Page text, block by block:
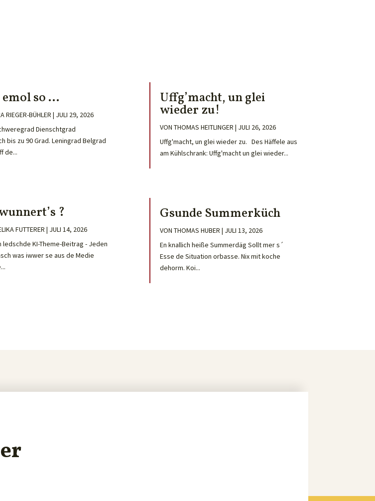
emol so …
RIEGER-BÜHLER | JULI 29, 2026
Dienschtgrad
bis zu 90 Grad. Leningrad Belgrad
de...
?
FUTTERER | JULI 14, 2026
ledschde KI-Theme-Beitrag - Jeden
was iwwer se aus de Medie
Uffg’macht, un glei
wieder zu!
VON THOMAS HEITLINGER | JULI 26, 2026
Uffg'macht, un glei wieder zu. Des Häffele aus
am Kühlschrank: Uffg'macht un glei wieder...
Gsunde Summerküch
VON THOMAS HUBER | JULI 13, 2026
En knallich heiße Summerdäg Sollt mer s´
Esse de Situation orbasse. Nix mit koche
dehorm. Koi...